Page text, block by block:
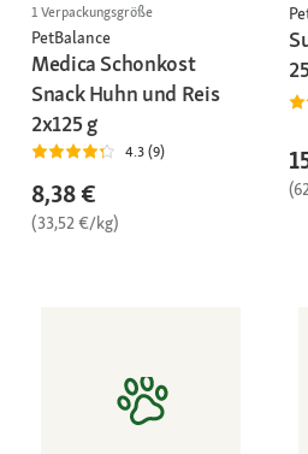
1 Verpackungsgröße
PetBalance
Medica Schonkost
Snack Huhn und Reis
2x125 g
4.3 (9)
8,38 €
(33,52 €/kg)